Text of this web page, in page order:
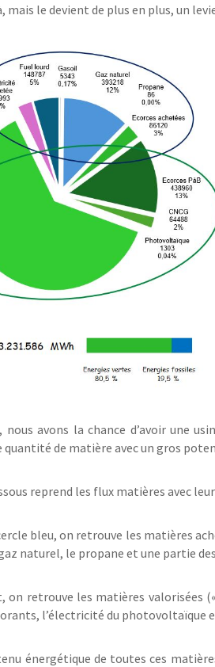
mais le devient de plus en plus, un
nous avons la chance d’avoir une
quantité de matière avec un gros
reprend les flux matières avec
bleu, on retrouve les matières
naturel, le propane et une partie
on retrouve les matières valorisées
l’électricité du photovoltaïque
énergétique de toutes ces